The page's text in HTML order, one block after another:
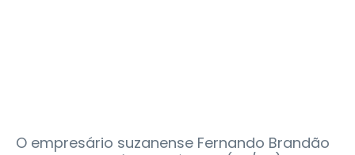
O empresário suzanense Fernando Brandão